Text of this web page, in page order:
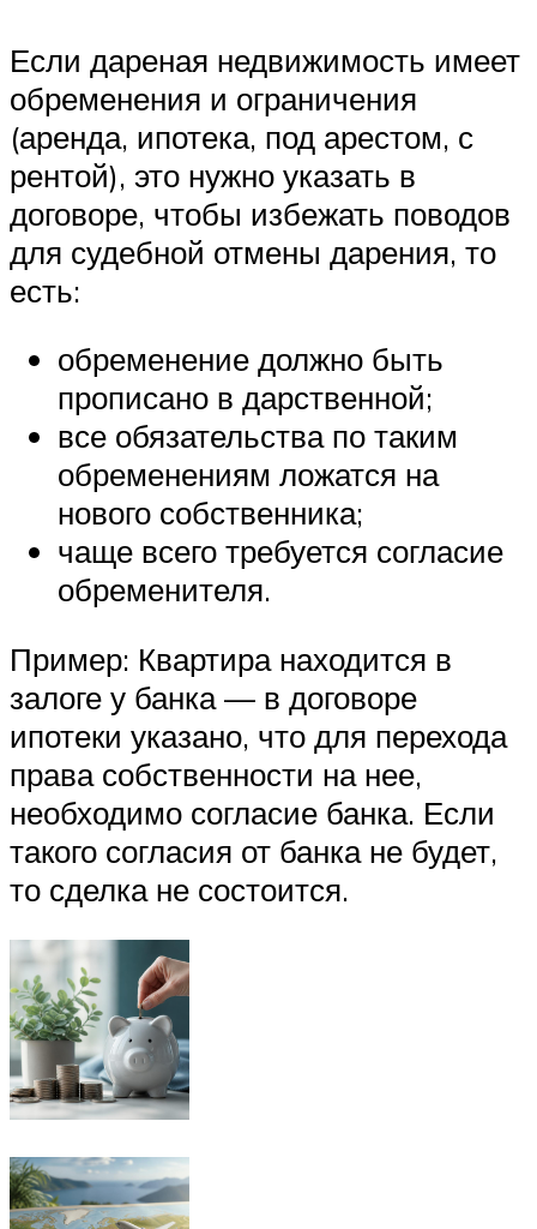
Если дареная недвижимость имеет
обременения и ограничения
(аренда, ипотека, под арестом, с
рентой), это нужно указать в
договоре, чтобы избежать поводов
для судебной отмены дарения, то
есть:
обременение должно быть
прописано в дарственной;
все обязательства по таким
обременениям ложатся на
нового собственника;
чаще всего требуется согласие
обременителя.
Пример: Квартира находится в
залоге у банка — в договоре
ипотеки указано, что для перехода
права собственности на нее,
необходимо согласие банка. Если
такого согласия от банка не будет,
то сделка не состоится.